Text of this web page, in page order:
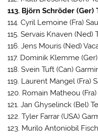
113. Björn Schröder (Ger)
114. Cyril Lemoine (Fra)
115. Servais Knaven (Ned)
116. Jens Mouris (Ned)
117. Dominik Klemme
118. Svein Tuft (Can)
119. Laurent Mangel (Fra)
120. Romain Matheou
121. Jan Ghyselinck (Bel)
122. Tyler Farrar (USA)
123. Murilo Antoniobil